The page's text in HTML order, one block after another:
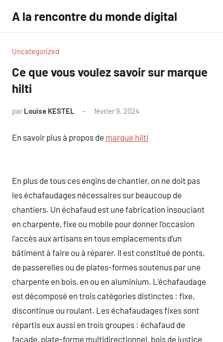
contenu
A la rencontre du monde digital
Uncategorized
Ce que vous voulez savoir sur marque
hilti
par Louise KESTEL février 9, 2024
En savoir plus à propos de marque hilti
En plus de tous ces engins de chantier, on ne doit pas
les échafaudages nécessaires sur beaucoup de
chantiers. Un échafaud est une fabrication insouciant
en charpente, fixe ou mobile pour donner l’occasion
l’accès aux artisans en tous emplacements d’un
bâtiment à faire ou à réparer. Il est constitué de ponts,
de passerelles ou de plates-formes soutenus par une
charpente en bois, en ou en aluminium. L’échafaudage
est décomposé en trois catégories distinctes : fixe,
discontinue ou roulant. Les échafaudages fixes sont
répartis eux aussi en trois groupes : échafaud de
façade, plate-forme multidirectionnel, bois de justice